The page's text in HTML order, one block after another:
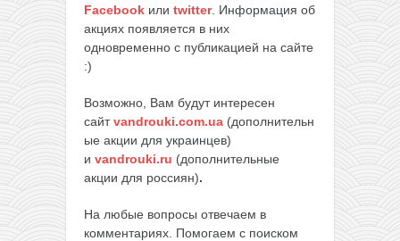
Facebook или twitter. Информация об
акциях появляется в них
одновременно с публикацией на сайте
:)
Возможно, Вам будут интересен
сайтvandrouki.com.ua (дополнительн
ые акции для украинцев)
и vandrouki.ru (дополнительные
акции для россиян).
На любые вопросы отвечаем в
комментариях. Помогаем с поиском